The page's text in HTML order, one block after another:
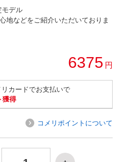
モデル
地などをご紹介いただいておりま
6375 円
カードでお支払いで
獲得
コメリポイントについて